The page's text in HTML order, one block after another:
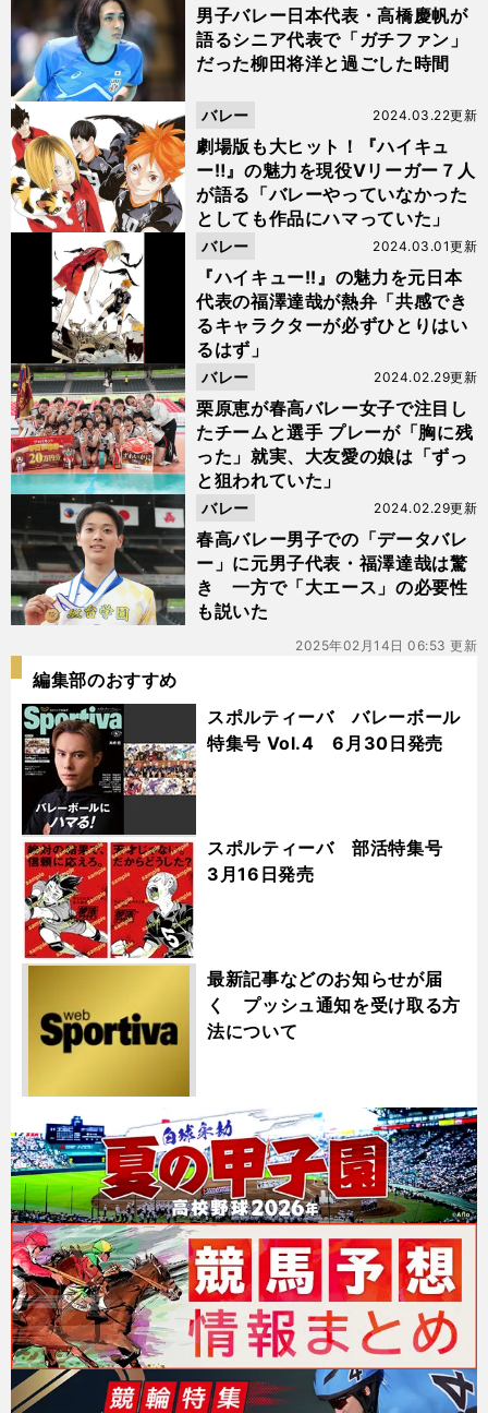
男子バレー日本代表・高橋慶帆が
語るシニア代表で「ガチファン」
だった柳田将洋と過ごした時間
劇場版も大ヒット！『ハイキュ
ー‼』の魅力を現役Vリーガー７人
が語る「バレーやっていなかった
としても作品にハマっていた」
2024.03.22更新
バレー
『ハイキュー!!』の魅力を元日本
代表の福澤達哉が熱弁「共感でき
るキャラクターが必ずひとりはい
るはず」
2024.03.01更新
バレー
栗原恵が春高バレー女子で注目し
たチームと選手 プレーが「胸に残
った」就実、大友愛の娘は「ずっ
と狙われていた」
2024.02.29更新
バレー
春高バレー男子での「データバレ
ー」に元男子代表・福澤達哉は驚
き 一方で「大エース」の必要性
も説いた
2024.02.29更新
バレー
2025年02月14日 06:53 更新
編集部のおすすめ
スポルティーバ バレーボール
特集号 Vol.4 6月30日発売
スポルティーバ 部活特集号
3月16日発売
最新記事などのお知らせが届
く プッシュ通知を受け取る方
法について